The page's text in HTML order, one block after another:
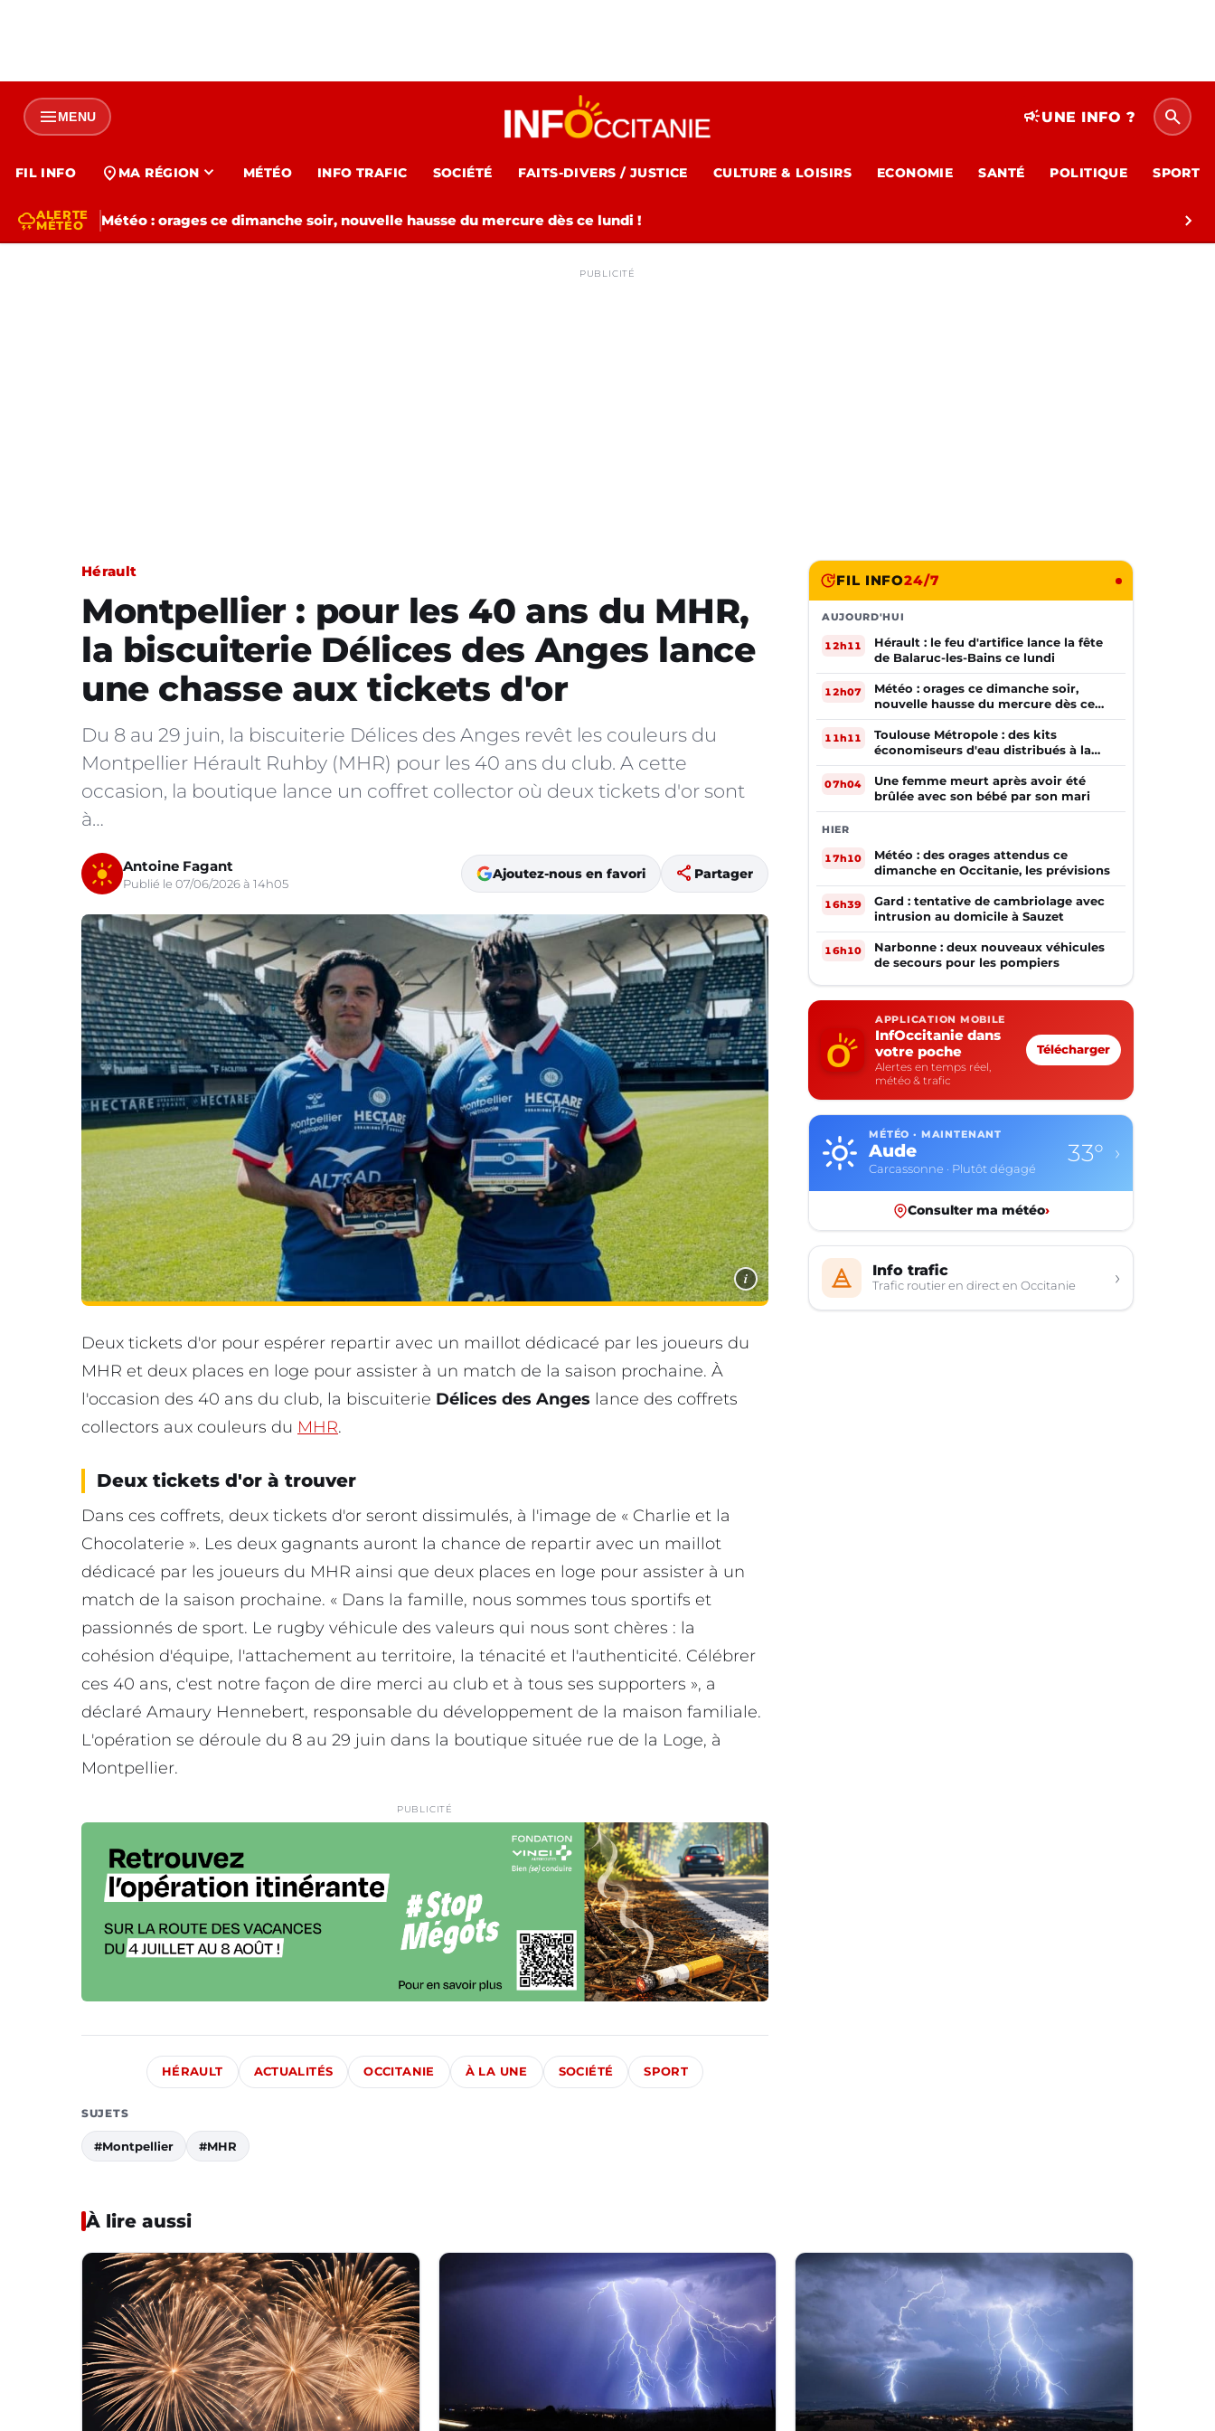
menuMENU campaignUNE INFO ? search
FIL INFO location_on MA RÉGION expand_more MÉTÉO INFO TRAFIC SOCIÉTÉ FAITS-DIVERS / JUSTICE CULTURE & LOISIRS ECONOMIE SANTÉ POLITIQUE SPORT
thunderstormALERTE
MÉTÉO
Météo : orages ce dimanche soir, nouvelle hausse du mercure dès ce lundi ! chevron_right
PUBLICITÉ
Hérault
Montpellier : pour les 40 ans du MHR,
la biscuiterie Délices des Anges lance
une chasse aux tickets d'or
Du 8 au 29 juin, la biscuiterie Délices des Anges revêt les couleurs du
Montpellier Hérault Ruhby (MHR) pour les 40 ans du club. A cette
occasion, la boutique lance un coffret collector où deux tickets d'or sont
à…
Antoine Fagant
Publié le 07/06/2026 à 14h05
Ajoutez-nous en favori share Partager
i
Deux tickets d'or pour espérer repartir avec un maillot dédicacé par les joueurs du
MHR et deux places en loge pour assister à un match de la saison prochaine. À
l'occasion des 40 ans du club, la biscuiterie Délices des Anges lance des coffrets
collectors aux couleurs du MHR.
Deux tickets d'or à trouver
Dans ces coffrets, deux tickets d'or seront dissimulés, à l'image de « Charlie et la
Chocolaterie ». Les deux gagnants auront la chance de repartir avec un maillot
dédicacé par les joueurs du MHR ainsi que deux places en loge pour assister à un
match de la saison prochaine. « Dans la famille, nous sommes tous sportifs et
passionnés de sport. Le rugby véhicule des valeurs qui nous sont chères : la
cohésion d'équipe, l'attachement au territoire, la ténacité et l'authenticité. Célébrer
ces 40 ans, c'est notre façon de dire merci au club et à tous ses supporters », a
déclaré Amaury Hennebert, responsable du développement de la maison familiale.
L'opération se déroule du 8 au 29 juin dans la boutique située rue de la Loge, à
Montpellier.
PUBLICITÉ
HÉRAULT ACTUALITÉS OCCITANIE À LA UNE SOCIÉTÉ SPORT
SUJETS
#Montpellier #MHR
FIL INFO24/7
AUJOURD'HUI
12h11
Hérault : le feu d'artifice lance la fête
de Balaruc-les-Bains ce lundi
12h07
Météo : orages ce dimanche soir,
nouvelle hausse du mercure dès ce
lundi !
11h11
Toulouse Métropole : des kits
économiseurs d'eau distribués à la
population
07h04
Une femme meurt après avoir été
brûlée avec son bébé par son mari
HIER
17h10
Météo : des orages attendus ce
dimanche en Occitanie, les prévisions
16h39
Gard : tentative de cambriolage avec
intrusion au domicile à Sauzet
16h10
Narbonne : deux nouveaux véhicules
de secours pour les pompiers
APPLICATION MOBILE
InfOccitanie dans
votre poche
Alertes en temps réel,
météo & trafic
Télécharger
MÉTÉO · MAINTENANT
Aude
Carcassonne · Plutôt dégagé
33° ›
Consulter ma météo›
Info trafic
Trafic routier en direct en Occitanie ›
À lire aussi